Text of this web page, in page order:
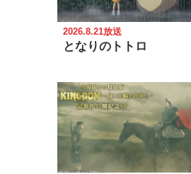
2026.8.21放送
となりのトトロ